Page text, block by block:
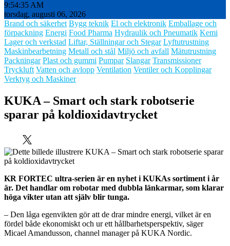
9:54:36 AM
torsdag, augusti 06, 2026
Brand och säkerhet Bygg teknik El och elektronik Emballage och
förpackning Energi Food Pharma Hydraulik och Pneumatik Kemi
Lager och verkstad Liftar, Ställningar och Stegar Lyftutrustning
Maskinbearbetning Metall och stål Miljö och avfall Mätutrustning
Packningar Plast och gummi Pumpar Slangar Transmissioner
Tryckluft Vatten och avlopp Ventilation Ventiler och Kopplingar
Verktyg och Maskiner
KUKA – Smart och stark robotserie
sparar på koldioxidavtrycket
KR FORTEC ultra-serien är en nyhet i KUKAs sortiment i år
är. Det handlar om robotar med dubbla länkarmar, som klarar
höga vikter utan att själv blir tunga.
– Den låga egenvikten gör att de drar mindre energi, vilket är en
fördel både ekonomiskt och ur ett hållbarhetsperspektiv, säger
Micael Amandusson, channel manager på KUKA Nordic.